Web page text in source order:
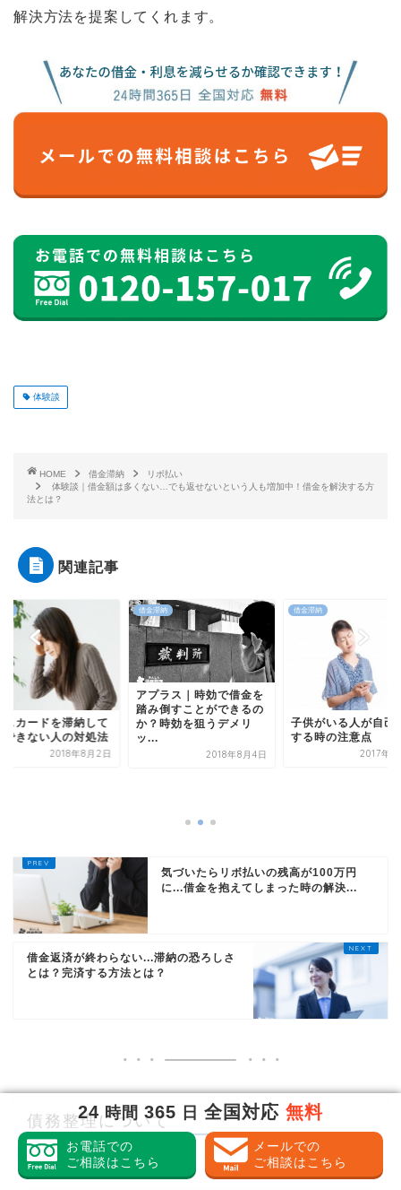
解決方法を提案してくれます。
体験談
HOME 借金滞納
リボ払い
体験談｜借金額は多くない…でも返せないという人も増加中！借金を解決する方
法とは？
関連記事
ラス｜時効で借金を
倒すことができるの
時効を狙うデメリ
2018年8月4日
借金滞納
子供がいる人が自己破産
する時の注意点
2017年2月3日
借金滞納
エポスカードを滞納
返済できない人の対
2018年8
気づいたらリボ払いの残高が100万円
に...借金を抱えてしまった時の解決...
借金返済が終わらない...滞納の恐ろしさ
とは？完済する方法とは？
債務整理について
債務整理
24時間 365 日 全国対応 無料
お電話での
ご相談はこちら
メールでの
ご相談はこちら